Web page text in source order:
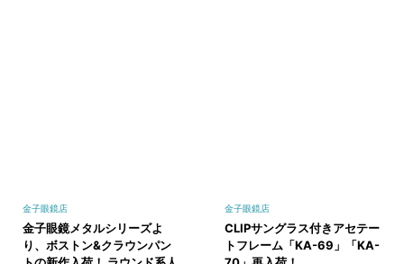
金子眼鏡店
金子眼鏡メタルシリーズよ
り、ボストン&クラウンパン
金子眼鏡店
CLIPサングラス付きアセテー
トフレーム「KA-69」「KA-